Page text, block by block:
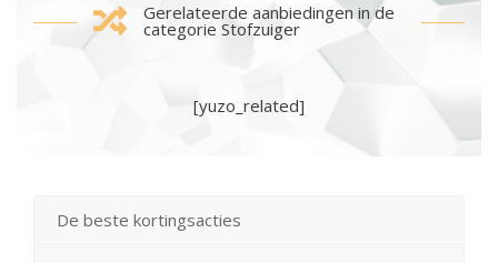
Gerelateerde aanbiedingen in de
categorie Stofzuiger
[yuzo_related]
De beste kortingsacties